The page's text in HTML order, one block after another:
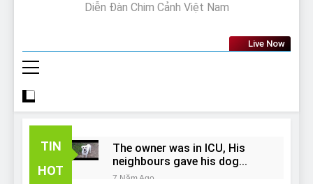
Diễn Đàn Chim Cảnh Việt Nam
Live Now
TIN
HOT
The owner was in ICU, His
neighbours gave his dog
away!
7 Năm Ago